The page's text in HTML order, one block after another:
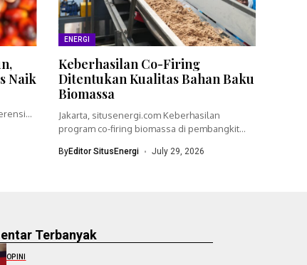
Naik
ENERGI
Keberhasilan Co-Firing
Ditentukan Kualitas Bahan Baku
Biomassa
Jakarta, situsenergi.com Keberhasilan
program co-firing biomassa di pembangkit
ByEditor SitusEnergi July 29, 2026
Terbanyak
OPINI